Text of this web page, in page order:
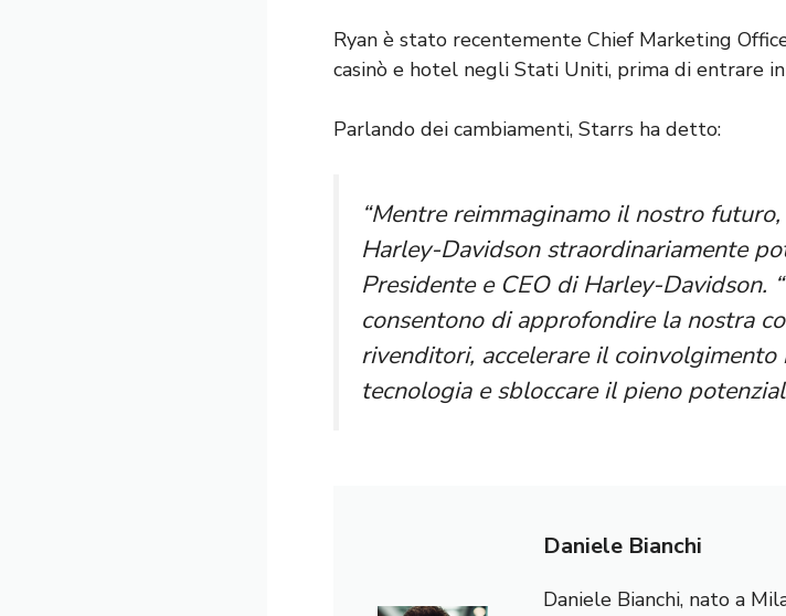
Ryan è stato recentemente Chief Marketing
casinò e hotel negli Stati Uniti, prima di entrare
Parlando dei cambiamenti, Starrs ha detto:
“Mentre reimmaginamo il nostro
Harley-Davidson straordinariamente
Presidente e CEO di Harley-Davidson.
consentono di approfondire la nostra
rivenditori, accelerare il
tecnologia e sbloccare il pieno
Daniele Bianchi
Daniele Bianchi, nato a